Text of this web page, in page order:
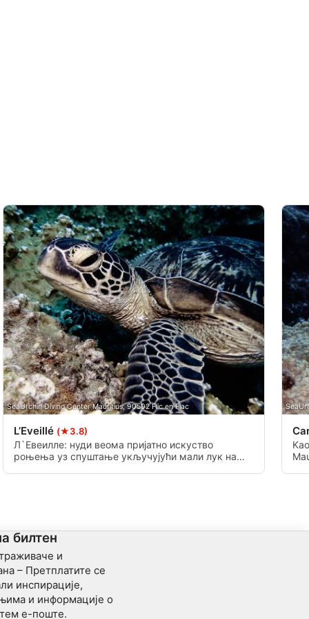
SeaUrchin Diving Center Mauritius, 90502 Flic en Flac
L’Eveillé (★3.8)
Л`Евеилле: нуди веома пријатно искуство
роњења уз спуштање укључујући мали лук на
билтен
и
– Претплатите се
инспирације,
и информације о
е-поште.